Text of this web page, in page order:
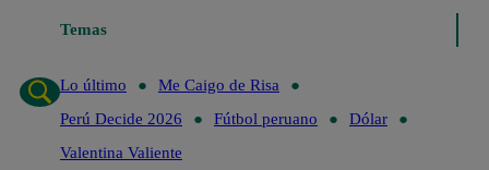
Temas
Lo último
Lo último
Me Caigo de Risa
Perú Decide 2026
Fútbol peruano
Dólar
Valentina Valiente